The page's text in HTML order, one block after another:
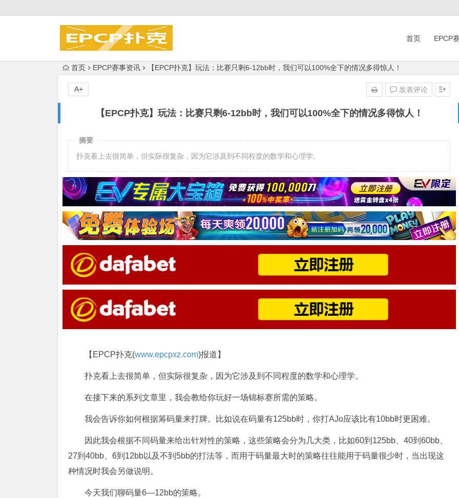
首页 EPCP
首页 EPCP赛事资讯 【EPCP扑克】玩法：比赛只剩6-12bb时，我们可以100%全下的情况多得惊人！
【EPCP扑克】玩法：比赛只剩6-12bb时，我们可以100%全下的情况多得惊人！
发表评论
A+
摘要
扑克看上去很简单，但实际很复杂，因为它涉及到不同程度的数学和心理学。
【EPCP扑克(www.epcpxz.com)报道】
扑克看上去很简单，但实际很复杂，因为它涉及到不同程度的数学和心理学。
在接下来的系列文章里，我会教给你玩好一场锦标赛所需的策略。
我会告诉你如何根据筹码量来打牌。比如说在码量有125bb时，你打AJo应该比有10bb时更困难。
因此我会根据不同码量来给出针对性的策略，这些策略会分为几大类，比如60到125bb、40到60bb、
27到40bb、6到12bb以及不到5bb的打法等，而用于码量最大时的策略往往能用于码量很少时，当出现这
种情况时我会另做说明。
今天我们聊码量6—12bb的策略。